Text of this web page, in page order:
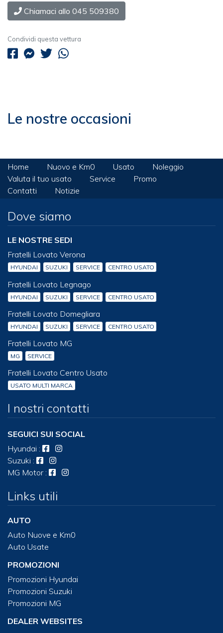
Chiamaci allo 045 509380
Condividi questa vettura
Le nostre occasioni
Home Nuovo e Km0 Usato
Noleggio
Valuta il tuo usato
Service
Promo
Contatti
Notizie
Dove siamo
LE NOSTRE SEDI
Fratelli Lovato Verona
HYUNDAI SUZUKI SERVICE CENTRO USATO
Fratelli Lovato Legnago
HYUNDAI SUZUKI SERVICE CENTRO USATO
Fratelli Lovato Domegliara
HYUNDAI SUZUKI SERVICE CENTRO USATO
Fratelli Lovato MG
MG SERVICE
Fratelli Lovato Centro Usato
USATO MULTI MARCA
I nostri contatti
SEGUICI SUI SOCIAL
Hyundai :
Suzuki :
MG Motor :
Links utili
AUTO
Auto Nuove e Km0
Auto Usate
PROMOZIONI
Promozioni Hyundai
Promozioni Suzuki
Promozioni MG
DEALER WEBSITES